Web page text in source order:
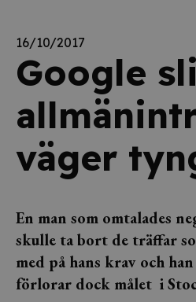
16/10/2017
Google
väger
En man som omtalades
skulle ta bort de träffar
med på hans krav och
förlorar dock målet i